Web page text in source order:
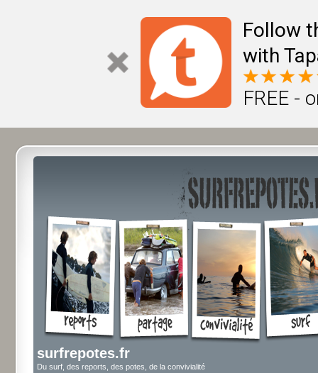
Follow
with
FREE -
surfrepotes.fr
Du surf, des reports, des potes, de la convivialité